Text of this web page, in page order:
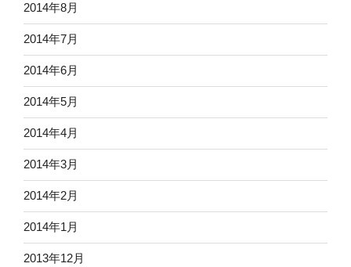
2014年8月
2014年7月
2014年6月
2014年5月
2014年4月
2014年3月
2014年2月
2014年1月
2013年12月